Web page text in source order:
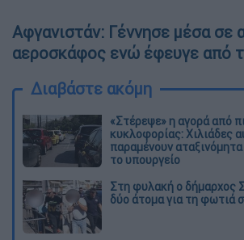
Αφγανιστάν: Γέννησε μέσα σε
αεροσκάφος ενώ έφευγε από
Διαβάστε ακόμη
«Στέρεψε» η αγορά από
κυκλοφορίας: Χιλιάδες
παραμένουν
το υπουργείο
Στη φυλακή ο δήμαρχος
δύο άτομα για τη φωτιά